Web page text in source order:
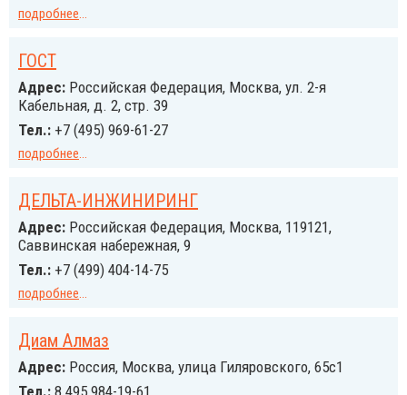
подробнее...
ГОСТ
Адрес: Российcкая Федерация, Москва, ул. 2-я
Кабельная, д. 2, стр. 39
Тел.: +7 (495) 969-61-27
подробнее...
ДЕЛЬТА-ИНЖИНИРИНГ
Адрес: Российcкая Федерация, Москва, 119121,
Саввинская набережная, 9
Тел.: +7 (499) 404-14-75
подробнее...
Диам Алмаз
Адрес: Россия, Москва, улица Гиляровского, 65с1
Тел.: 8 495 984-19-61